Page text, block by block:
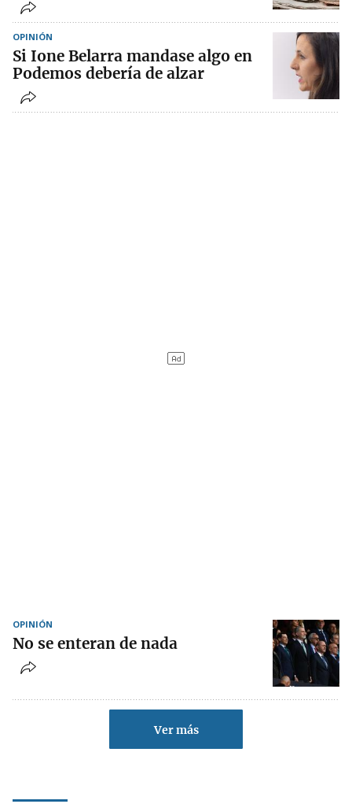
OPINIÓN
Si Ione Belarra mandase algo en
Podemos debería de alzar
OPINIÓN
No se enteran de nada
Ver más